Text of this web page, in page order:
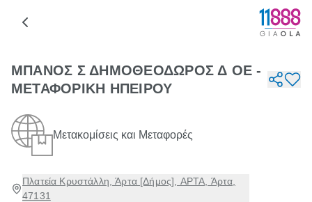
ΜΠΑΝΟΣ Σ ΔΗΜΟΘΕΟΔΩΡΟΣ Δ ΟΕ -
ΜΕΤΑΦΟΡΙΚΗ ΗΠΕΙΡΟΥ
Μετακομίσεις και Μεταφορές
Πλατεία Κρυστάλλη, Άρτα [Δήμος], ΑΡΤΑ, Άρτα,
47131